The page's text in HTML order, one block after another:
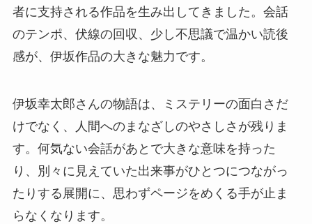
者に支持される作品を生み出してきました。会話
のテンポ、伏線の回収、少し不思議で温かい読後
感が、伊坂作品の大きな魅力です。
伊坂幸太郎さんの物語は、ミステリーの面白さだ
けでなく、人間へのまなざしのやさしさが残りま
す。何気ない会話があとで大きな意味を持った
り、別々に見えていた出来事がひとつにつながっ
たりする展開に、思わずページをめくる手が止ま
らなくなります。